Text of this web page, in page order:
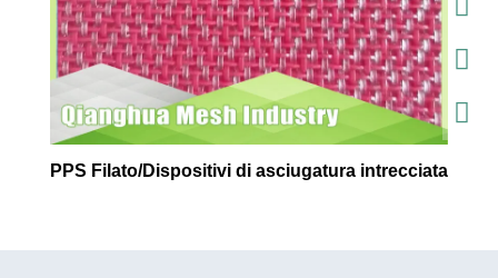
PPS Filato/Dispositivi di asciugatura intrecciata